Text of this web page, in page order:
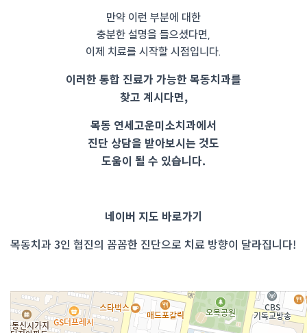
만약 이런 부분에 대한
충분한 설명을 들으셨다면,
이제 치료를 시작할 시점입니다.
이러한 통합 진료가 가능한 목동치과를
찾고 계시다면,
목동 연세고운미소치과에서
진단 상담을 받아보시는 것도
도움이 될 수 있습니다.
​네이버 지도 바로가기
목동치과 3인 협진의 꼼꼼한 진단으로 치료 방향이 달라집니다!